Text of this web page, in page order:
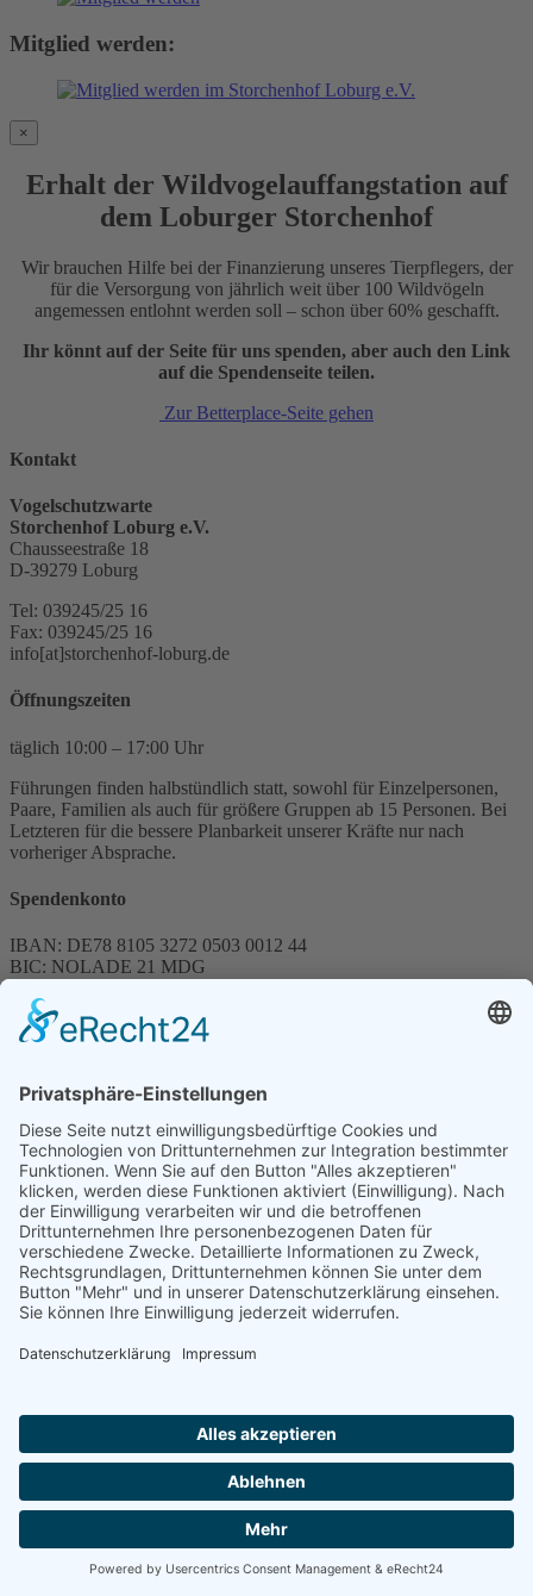
Mitglied werden:
×
Erhalt der Wildvogelauffangstation auf
dem Loburger Storchenhof
Wir brauchen Hilfe bei der Finanzierung unseres Tierpflegers, der
für die Versorgung von jährlich weit über 100 Wildvögeln
angemessen entlohnt werden soll – schon über 60% geschafft.
Ihr könnt auf der Seite für uns spenden, aber auch den Link
auf die Spendenseite teilen.
Zur Betterplace-Seite gehen
Kontakt
Vogelschutzwarte
Storchenhof Loburg e.V.
Chausseestraße 18
D-39279 Loburg
Tel: 039245/25 16
Fax: 039245/25 16
info[at]storchenhof-loburg.de
Öffnungszeiten
täglich 10:00 – 17:00 Uhr
Führungen finden halbstündlich statt, sowohl für Einzelpersonen,
Paare, Familien als auch für größere Gruppen ab 15 Personen. Bei
Letzteren für die bessere Planbarkeit unserer Kräfte nur nach
vorheriger Absprache.
Spendenkonto
IBAN: DE78 8105 3272 0503 0012 44
BIC: NOLADE 21 MDG
Spenden können steuerlich abgesetzt werden
Förderung
© 1987 – 2025
Storchenhof Loburg e.V.
Alle Rechte vorbehalten.
Cookie-Einstellungen
Navigation überspringen
Impressum
Haftungsausschluss
Facebook
YouTube